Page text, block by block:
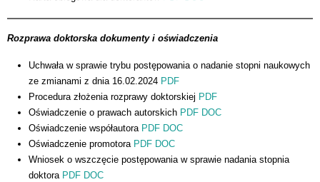
Rozprawa doktorska dokumenty i oświadczenia
Uchwała w sprawie trybu postępowania o nadanie stopni naukowych
ze zmianami z dnia 16.02.2024 PDF
Procedura złożenia rozprawy doktorskiej PDF
Oświadczenie o prawach autorskich PDF DOC
Oświadczenie współautora PDF DOC
Oświadczenie promotora PDF DOC
Wniosek o wszczęcie postępowania w sprawie nadania stopnia
doktora PDF DOC